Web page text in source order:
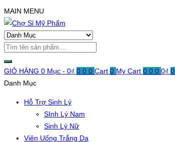
MAIN MENU
GIỎ HÀNG 0 Mục - 0₫ 0 0 0 Cart 0 My Cart 0 0 0 0₫ 0
Danh Mục
Hỗ Trợ Sinh Lý
SInh Lý Nam
Sinh Lý Nữ
Viên Uống Trắng Da